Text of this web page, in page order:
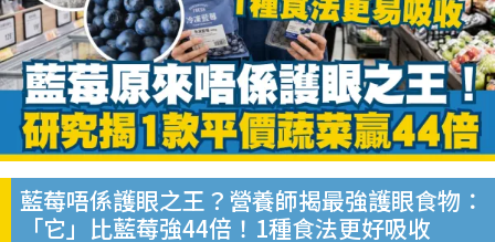
藍莓唔係護眼之王？營養師揭最強護眼食物：
「它」比藍莓強44倍！1種食法更好吸收